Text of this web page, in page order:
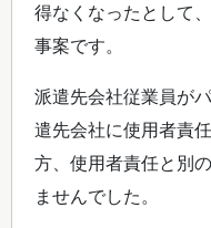
得なくなったとして
事案です。
派遣先会社従業員が
遣先会社に使用者責
方、使用者責任と別
ませんでした。